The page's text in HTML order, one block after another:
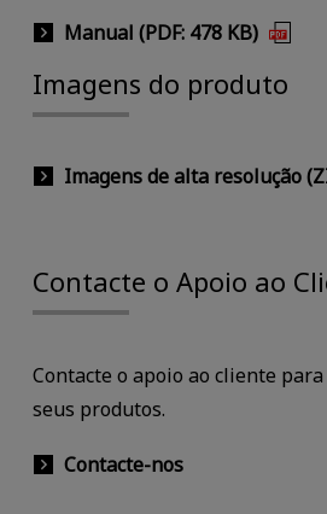
Manual (PDF: 478 KB)
Imagens do produto
Imagens de alta resolução
Contacte o Apoio ao
Contacte o apoio ao cliente
seus produtos.
Contacte-nos